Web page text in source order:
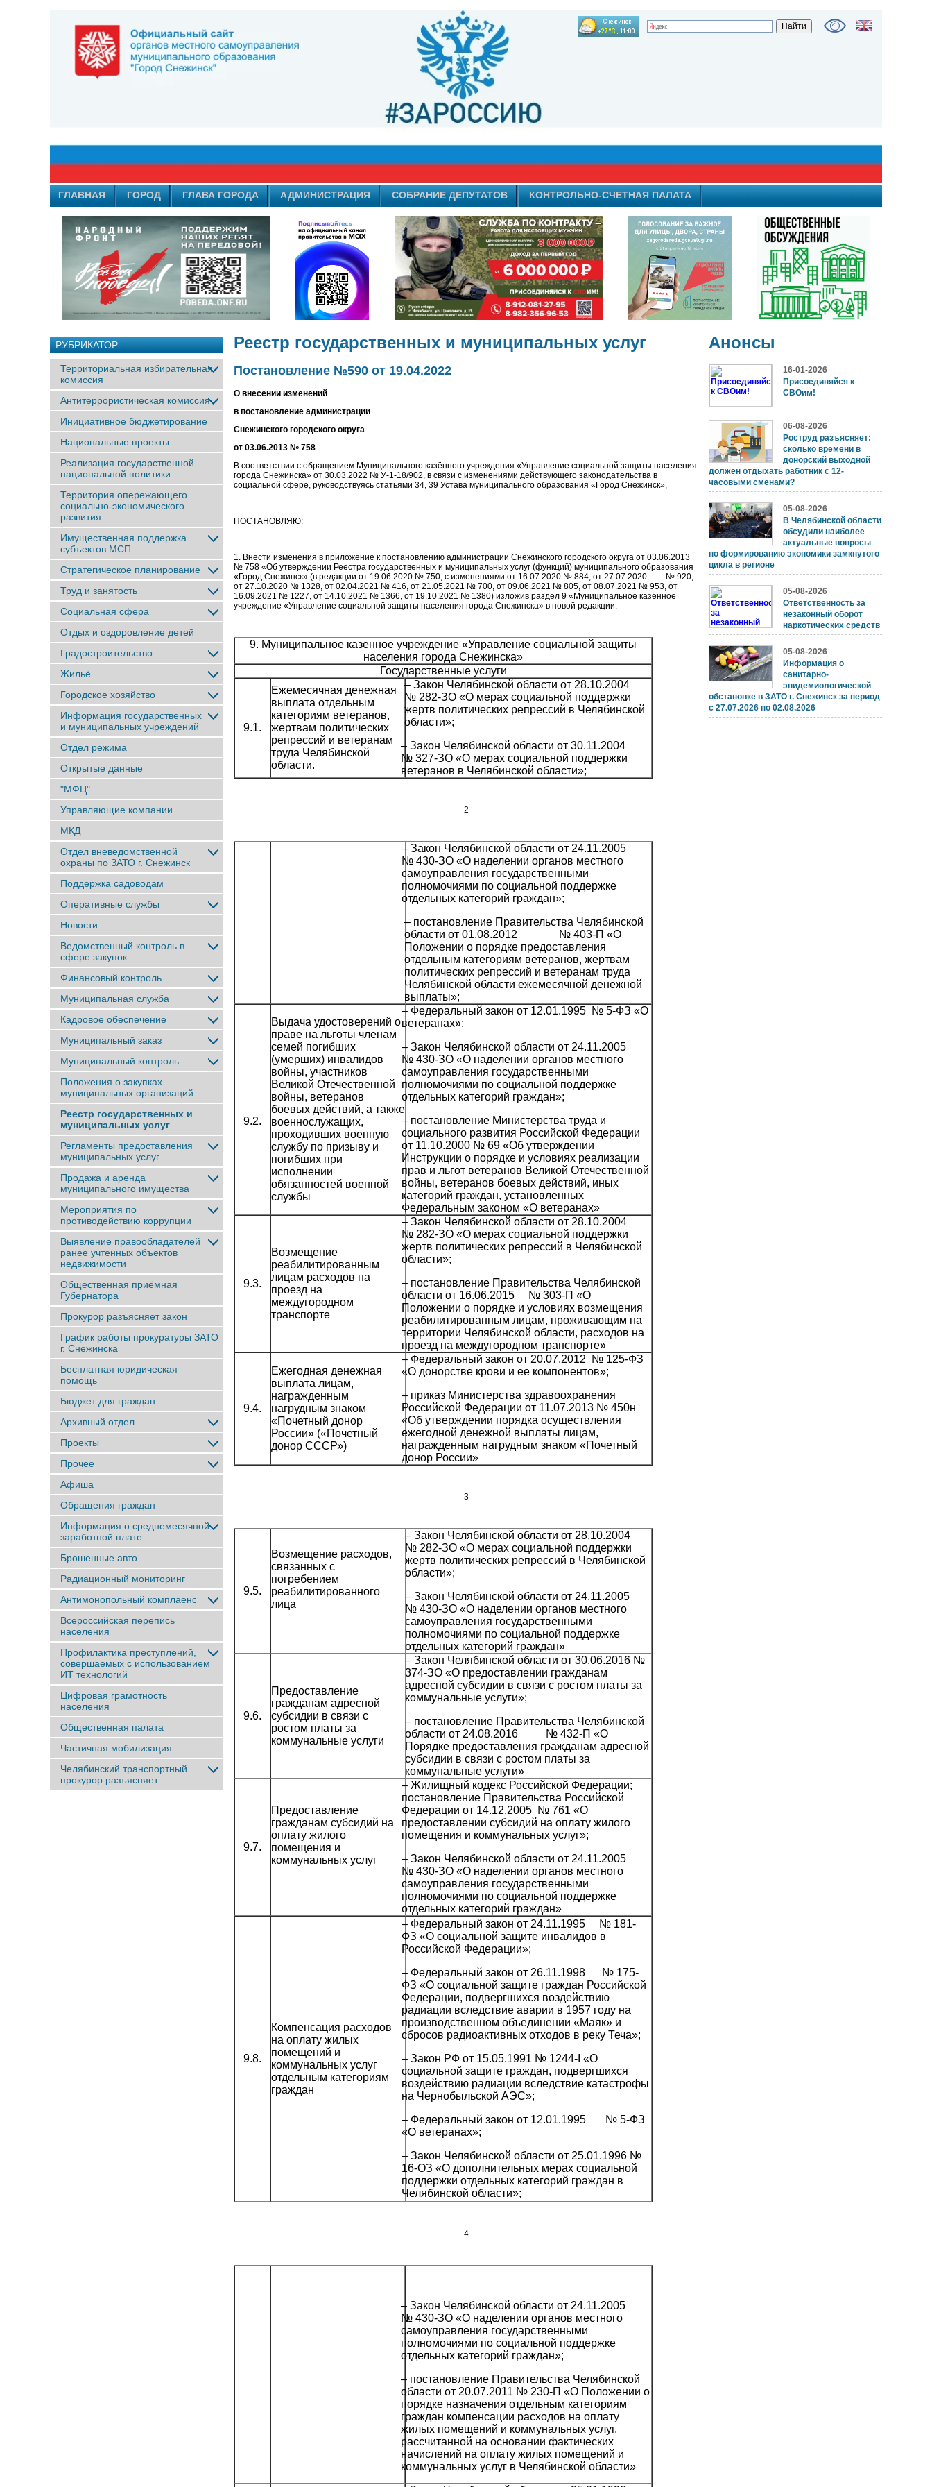
ГЛАВНАЯ ГОРОД ГЛАВА ГОРОДА АДМИНИСТРАЦИЯ СОБРАНИЕ ДЕПУТАТОВ КОНТРОЛЬНО-СЧЕТНАЯ ПАЛАТА
РУБРИКАТОР
Территориальная избирательная
комиссия
Антитеррористическая комиссия
Инициативное бюджетирование
Национальные проекты
Реализация государственной
национальной политики
Территория опережающего
социально-экономического
развития
Имущественная поддержка
субъектов МСП
Стратегическое планирование
Труд и занятость
Социальная сфера
Отдых и оздоровление детей
Градостроительство
Жильё
Городское хозяйство
Информация государственных
и муниципальных учреждений
Отдел режима
Открытые данные
"МФЦ"
Управляющие компании
МКД
Отдел вневедомственной
охраны по ЗАТО г. Снежинск
Поддержка садоводам
Оперативные службы
Новости
Ведомственный контроль в
сфере закупок
Финансовый контроль
Муниципальная служба
Кадровое обеспечение
Муниципальный заказ
Муниципальный контроль
Положения о закупках
муниципальных организаций
Реестр государственных и
муниципальных услуг
Регламенты предоставления
муниципальных услуг
Продажа и аренда
муниципального имущества
Мероприятия по
противодействию коррупции
Выявление правообладателей
ранее учтенныx объектов
недвижимости
Общественная приёмная
Губернатора
Прокурор разъясняет закон
График работы прокуратуры ЗАТО
г. Снежинска
Бесплатная юридическая
помощь
Бюджет для граждан
Архивный отдел
Проекты
Прочее
Афиша
Обращения граждан
Информация о среднемесячной
заработной плате
Брошенные авто
Радиационный мониторинг
Антимонопольный комплаенс
Всероссийская перепись
населения
Профилактика преступлений,
совершаемых с использованием
ИТ технологий
Цифровая грамотность
населения
Общественная палата
Частичная мобилизация
Челябинский транспортный
прокурор разъясняет
Реестр государственных и муниципальных услуг
Постановление №590 от 19.04.2022
О внесении изменений
в постановление администрации
Снежинского городского округа
от 03.06.2013 № 758
В соответствии с обращением Муниципального казённого учреждения «Управление социальной защиты населения
города Снежинска» от 30.03.2022 № У-1-18/902, в связи с изменениями действующего законодательства в
социальной сфере, руководствуясь статьями 34, 39 Устава муниципального образования «Город Снежинск»,
ПОСТАНОВЛЯЮ:
1. Внести изменения в приложение к постановлению администрации Снежинского городского округа от 03.06.2013
№ 758 «Об утверждении Реестра государственных и муниципальных услуг (функций) муниципального образования
«Город Снежинск» (в редакции от 19.06.2020 № 750, с изменениями от 16.07.2020 № 884, от 27.07.2020 № 920,
от 27.10.2020 № 1328, от 02.04.2021 № 416, от 21.05.2021 № 700, от 09.06.2021 № 805, от 08.07.2021 № 953, от
16.09.2021 № 1227, от 14.10.2021 № 1366, от 19.10.2021 № 1380) изложив раздел 9 «Муниципальное казённое
учреждение «Управление социальной защиты населения города Снежинска» в новой редакции:
9. Муниципальное казенное учреждение «Управление социальной защиты
населения города Снежинска»
Государственные услуги
9.1.
Ежемесячная денежная
выплата отдельным
категориям ветеранов,
жертвам политических
репрессий и ветеранам
труда Челябинской
области.
– Закон Челябинской области от 28.10.2004
№ 282-ЗО «О мерах социальной поддержки
жертв политических репрессий в Челябинской
области»;
– Закон Челябинской области от 30.11.2004
№ 327-ЗО «О мерах социальной поддержки
ветеранов в Челябинской области»;
2
– Закон Челябинской области от 24.11.2005
№ 430-ЗО «О наделении органов местного
самоуправления государственными
полномочиями по социальной поддержке
отдельных категорий граждан»;
– постановление Правительства Челябинской
области от 01.08.2012 № 403-П «О
Положении о порядке предоставления
отдельным категориям ветеранов, жертвам
политических репрессий и ветеранам труда
Челябинской области ежемесячной денежной
выплаты»;
9.2.
Выдача удостоверений о
праве на льготы членам
семей погибших
(умерших) инвалидов
войны, участников
Великой Отечественной
войны, ветеранов
боевых действий, а также
военнослужащих,
проходивших военную
службу по призыву и
погибших при
исполнении
обязанностей военной
службы
– Федеральный закон от 12.01.1995 № 5-ФЗ «О
ветеранах»;
– Закон Челябинской области от 24.11.2005
№ 430-ЗО «О наделении органов местного
самоуправления государственными
полномочиями по социальной поддержке
отдельных категорий граждан»;
– постановление Министерства труда и
социального развития Российской Федерации
от 11.10.2000 № 69 «Об утверждении
Инструкции о порядке и условиях реализации
прав и льгот ветеранов Великой Отечественной
войны, ветеранов боевых действий, иных
категорий граждан, установленных
Федеральным законом «О ветеранах»
9.3.
Возмещение
реабилитированным
лицам расходов на
проезд на
междугородном
транспорте
– Закон Челябинской области от 28.10.2004
№ 282-ЗО «О мерах социальной поддержки
жертв политических репрессий в Челябинской
области»;
– постановление Правительства Челябинской
области от 16.06.2015 № 303-П «О
Положении о порядке и условиях возмещения
реабилитированным лицам, проживающим на
территории Челябинской области, расходов на
проезд на междугородном транспорте»
9.4.
Ежегодная денежная
выплата лицам,
награжденным
нагрудным знаком
«Почетный донор
России» («Почетный
донор СССР»)
– Федеральный закон от 20.07.2012 № 125-ФЗ
«О донорстве крови и ее компонентов»;
– приказ Министерства здравоохранения
Российской Федерации от 11.07.2013 № 450н
«Об утверждении порядка осуществления
ежегодной денежной выплаты лицам,
награжденным нагрудным знаком «Почетный
донор России»
3
9.5.
Возмещение расходов,
связанных с
погребением
реабилитированного
лица
– Закон Челябинской области от 28.10.2004
№ 282-ЗО «О мерах социальной поддержки
жертв политических репрессий в Челябинской
области»;
– Закон Челябинской области от 24.11.2005
№ 430-ЗО «О наделении органов местного
самоуправления государственными
полномочиями по социальной поддержке
отдельных категорий граждан»
9.6.
Предоставление
гражданам адресной
субсидии в связи с
ростом платы за
коммунальные услуги
– Закон Челябинской области от 30.06.2016 №
374-ЗО «О предоставлении гражданам
адресной субсидии в связи с ростом платы за
коммунальные услуги»;
– постановление Правительства Челябинской
области от 24.08.2016 № 432-П «О
Порядке предоставления гражданам адресной
субсидии в связи с ростом платы за
коммунальные услуги»
9.7.
Предоставление
гражданам субсидий на
оплату жилого
помещения и
коммунальных услуг
– Жилищный кодекс Российской Федерации;
постановление Правительства Российской
Федерации от 14.12.2005 № 761 «О
предоставлении субсидий на оплату жилого
помещения и коммунальных услуг»;
– Закон Челябинской области от 24.11.2005
№ 430-ЗО «О наделении органов местного
самоуправления государственными
полномочиями по социальной поддержке
отдельных категорий граждан»
9.8.
Компенсация расходов
на оплату жилых
помещений и
коммунальных услуг
отдельным категориям
граждан
– Федеральный закон от 24.11.1995 № 181-
ФЗ «О социальной защите инвалидов в
Российской Федерации»;
– Федеральный закон от 26.11.1998 № 175-
ФЗ «О социальной защите граждан Российской
Федерации, подвергшихся воздействию
радиации вследствие аварии в 1957 году на
производственном объединении «Маяк» и
сбросов радиоактивных отходов в реку Теча»;
– Закон РФ от 15.05.1991 № 1244-I «О
социальной защите граждан, подвергшихся
воздействию радиации вследствие катастрофы
на Чернобыльской АЭС»;
– Федеральный закон от 12.01.1995 № 5-ФЗ
«О ветеранах»;
– Закон Челябинской области от 25.01.1996 №
16-ОЗ «О дополнительных мерах социальной
поддержки отдельных категорий граждан в
Челябинской области»;
4
– Закон Челябинской области от 24.11.2005
№ 430-ЗО «О наделении органов местного
самоуправления государственными
полномочиями по социальной поддержке
отдельных категорий граждан»;
– постановление Правительства Челябинской
области от 20.07.2011 № 230-П «О Положении о
порядке назначения отдельным категориям
граждан компенсации расходов на оплату
жилых помещений и коммунальных услуг,
рассчитанной на основании фактических
начислений на оплату жилых помещений и
коммунальных услуг в Челябинской области»
Анонсы
16-01-2026
Присоединяйся к
СВОим!
06-08-2026
Роструд разъясняет:
сколько времени в
донорский выходной
должен отдыхать работник с 12-
часовыми сменами?
05-08-2026
В Челябинской области
обсудили наиболее
актуальные вопросы
по формированию экономики замкнутого
цикла в регионе
05-08-2026
Ответственность за
незаконный оборот
наркотических средств
05-08-2026
Информация о
санитарно-
эпидемиологической
обстановке в ЗАТО г. Снежинск за период
с 27.07.2026 по 02.08.2026